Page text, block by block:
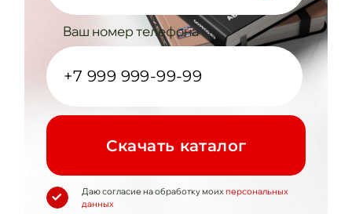
Ваш номер телефона
Cкачать каталог
Даю согласие на обработку моих персональных
данных